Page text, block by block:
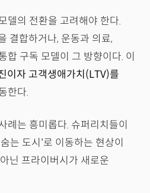
델의 전환을 고려해야 한다.
결합하거나, 운동과 의료,
합 구독 모델이 그 방향이다. 이
이자 고객생애가치(LTV)를
한다.
례는 흥미롭다. 슈퍼리치들이
는 도시'로 이동하는 현상이
닌 프라이버시가 새로운